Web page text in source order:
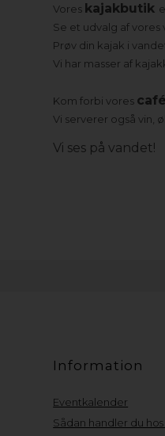
Vores kajakbutik
Se et udvalg af vores
Prøv din kajak i
Vi har masser af
Kom forbi vores café
Vi serverer også vin,
Vi ses på vandet!
Information
Eventkalender
Sådan handler du hos